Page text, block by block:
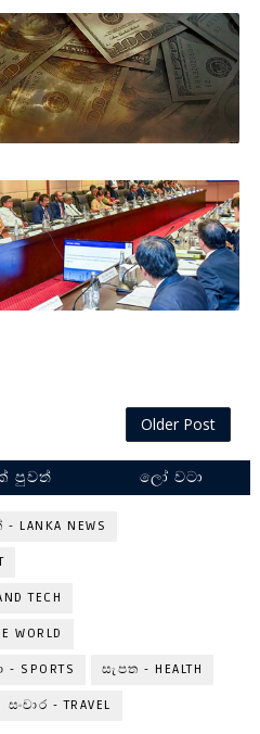
Older Post
පුවත් ලෝ වටා
NEWS
TECH
WORLD
- SPORTS සැපත - HEALTH
සංචාර - TRAVEL